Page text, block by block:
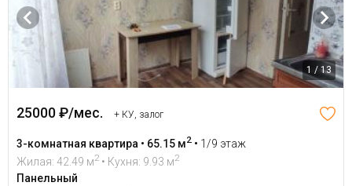
1 / 13
25000 ₽/мес. + КУ, залог
3-комнатная квартира • 65.15 м2 • 1/9 этаж
Жилая: 42.49 м2 • Кухня: 9.93 м2
Панельный